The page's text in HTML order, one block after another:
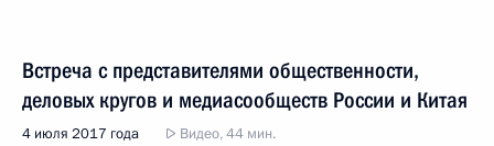
Встреча с представителями общественности,
деловых кругов и медиасообществ России и Китая
4 июля 2017 года Видео, 44 мин.